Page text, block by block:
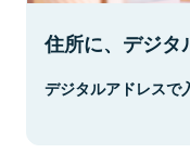
住所に、デジタ
デジタルアドレスで